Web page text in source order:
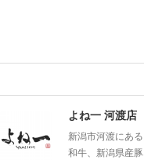
よね一 河渡店
新潟市河渡にあ
和牛、新潟県産